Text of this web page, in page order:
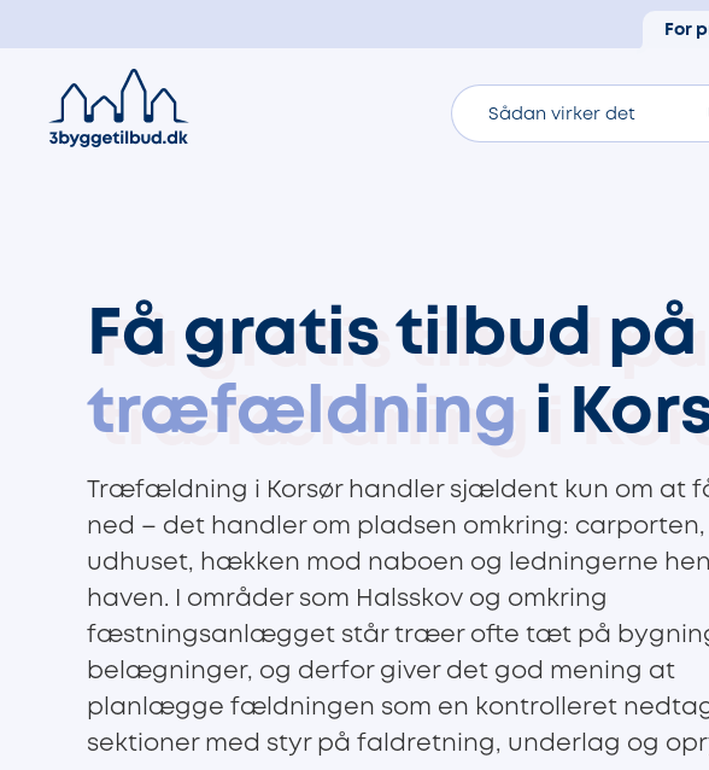
For
Sådan virker det
Få gratis tilbud på
træfældning i
Træfældning i Korsør handler sjældent kun om at
ned – det handler om pladsen omkring: carporten,
udhuset, hækken mod naboen og ledningerne
haven. I områder som Halsskov og omkring
fæstningsanlægget står træer ofte tæt på
belægninger, og derfor giver det god mening at
planlægge fældningen som en kontrolleret
sektioner med styr på faldretning, underlag og